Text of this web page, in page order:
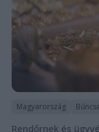
Magyarország
Rendőrnek és